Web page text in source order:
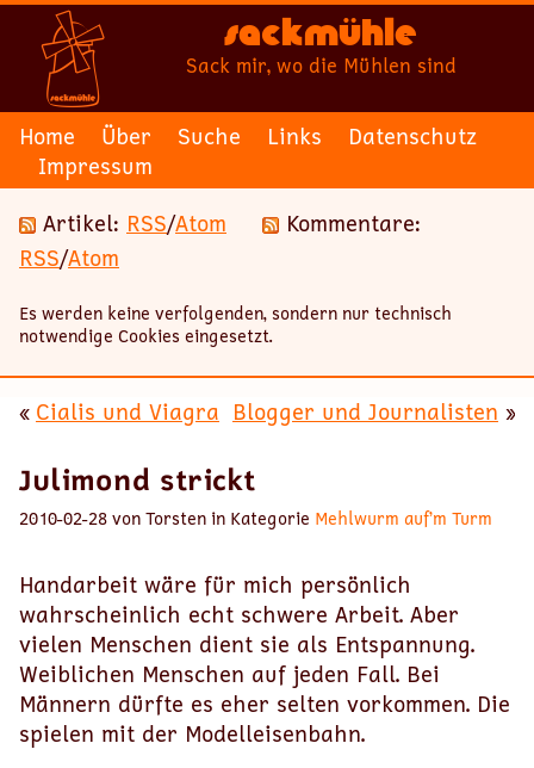
Sackmühle
Sack mir, wo die Mühlen sind
Home Über Suche Links
Datenschutz
Impressum
Artikel: RSS/Atom
Kommentare:
RSS/Atom
Es werden keine verfolgenden, sondern nur technisch
notwendige Cookies eingesetzt.
« Cialis und Viagra Blogger und Journalisten »
Julimond strickt
2010-02-28 von Torsten in Kategorie Mehlwurm auf’m Turm
Handarbeit wäre für mich persönlich
wahrscheinlich echt schwere Arbeit. Aber
vielen Menschen dient sie als Entspannung.
Weiblichen Menschen auf jeden Fall. Bei
Männern dürfte es eher selten vorkommen. Die
spielen mit der Modelleisenbahn.